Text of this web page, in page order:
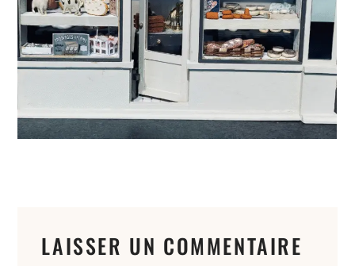
LAISSER UN COMMENTAIRE